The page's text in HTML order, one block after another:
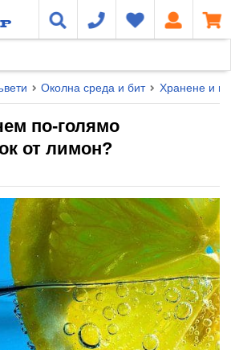
Околна среда и бит Хранене и
по-голямо
от лимон?